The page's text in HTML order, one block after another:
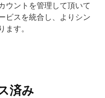
ウントを管理して頂いて
ビスを統合し、よりシン
ます。
済み